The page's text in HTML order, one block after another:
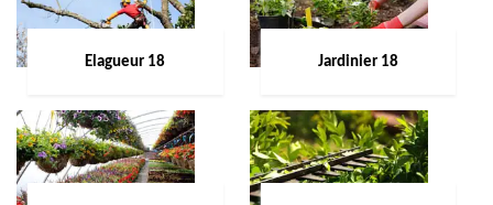
Elagueur 18 Jardinier 18